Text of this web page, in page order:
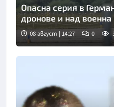
Опасна серия в
дронове и над военна
08 август | 14:27 0